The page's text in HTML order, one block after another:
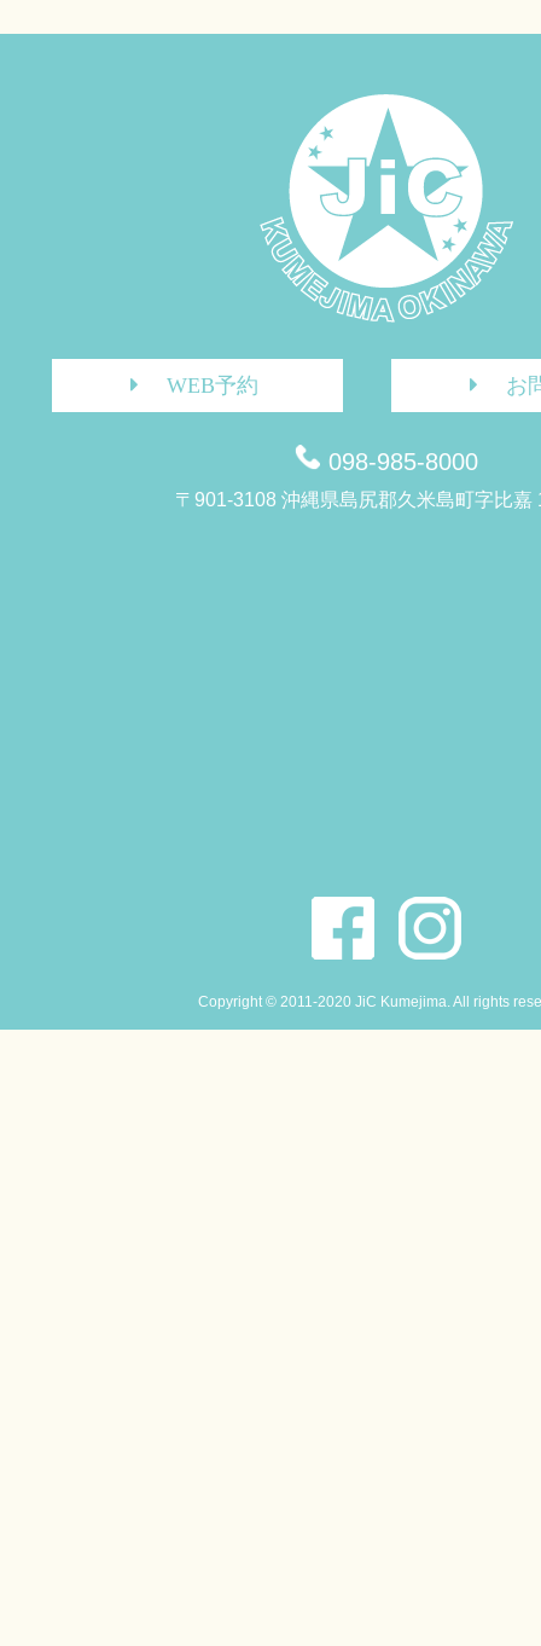
WEB予約 お
098-985-8000
〒901-3108 沖縄県島尻郡久米島町字比嘉
Copyright © 2011-2020 JiC Kumejima. All rights